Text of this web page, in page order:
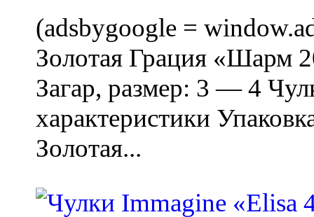
(adsbygoogle =
Золотая Грация «Шарм
Загар, размер: 3 — 4
характеристики
Золотая...